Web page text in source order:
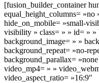
[fusion_builder_container
equal_height_columns= »no
hide_on_mobile= »small-
visibility » class= » » id= » »
background_image= » »
background_repeat= »no-
background_parallax=
video_mp4= » »
video_aspect_ratio= »16:9″